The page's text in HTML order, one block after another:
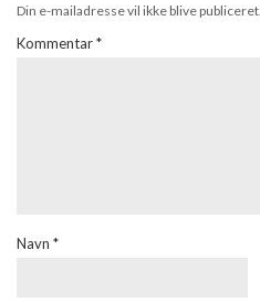
Din e-mailadresse vil ikke blive publiceret.
Kommentar*
Navn *